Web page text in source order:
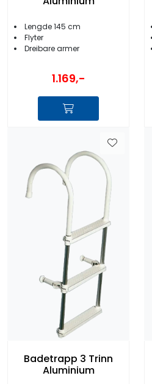
Lengde 145 cm
Flyter
Dreibare armer
1.169,-
Badetrapp 3 Trinn
Aluminium